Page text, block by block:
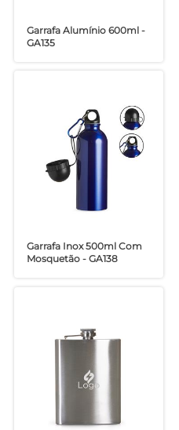
Garrafa Alumínio 600ml -
GA135
Garrafa Inox 500ml Com
Mosquetão - GA138